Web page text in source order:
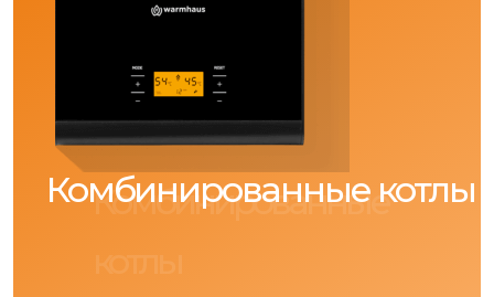
Комбинированные котлы
Комбинированные